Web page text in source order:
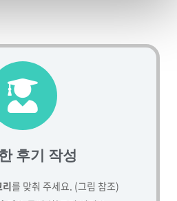
후기 작성
를 맞춰 주세요. (그림 참조)